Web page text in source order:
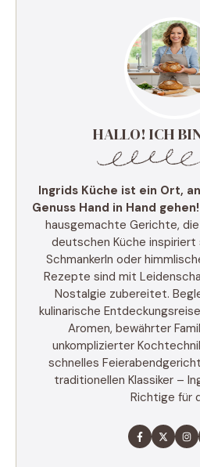
HALLO! ICH
Ingrids Küche ist ein Ort,
Genuss Hand in Hand gehen!
hausgemachte Gerichte,
deutschen Küche inspiriert
Schmankerln oder
Rezepte sind mit
Nostalgie zubereitet.
kulinarische
Aromen, bewährter
unkomplizierter
schnelles
traditionellen Klassiker –
Richtige für